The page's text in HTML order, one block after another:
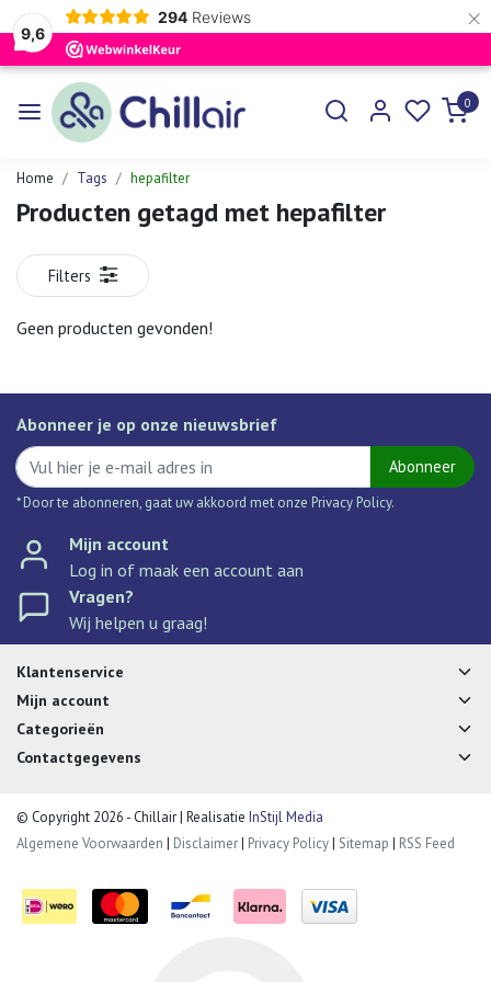
9,6
294 Reviews ×
0
Home Tags hepafilter
Producten getagd met hepafilter
Filters
Geen producten gevonden!
Abonneer je op onze nieuwsbrief
Abonneer
* Door te abonneren, gaat uw akkoord met onze Privacy Policy.
Mijn account
Log in of maak een account aan
Vragen?
Wij helpen u graag!
Klantenservice
Mijn account
Categorieën
Contactgegevens
© Copyright 2026 - Chillair | Realisatie InStijl Media
Algemene Voorwaarden | Disclaimer| Privacy Policy| Sitemap | RSS Feed